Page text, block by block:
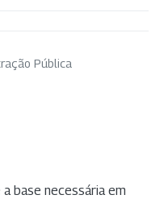
Pública
base necessária em